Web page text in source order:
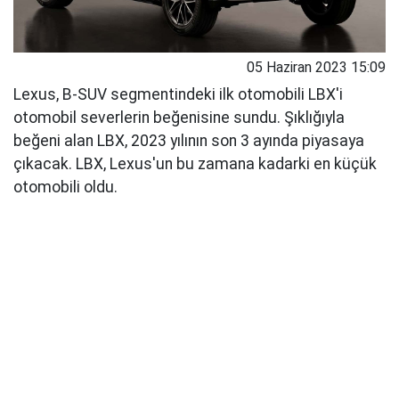
05 Haziran 2023 15:09
Lexus, B-SUV segmentindeki ilk otomobili LBX'i
otomobil severlerin beğenisine sundu. Şıklığıyla
beğeni alan LBX, 2023 yılının son 3 ayında piyasaya
çıkacak. LBX, Lexus'un bu zamana kadarki en küçük
otomobili oldu.